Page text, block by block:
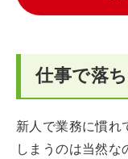
仕事で落
新人で業務に慣れ
しまうのは当然な